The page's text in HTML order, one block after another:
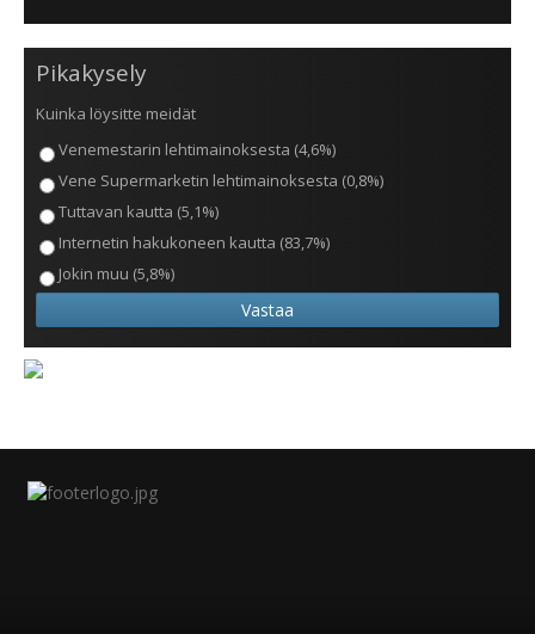
Pikakysely
Kuinka löysitte meidät
Venemestarin lehtimainoksesta (4,6%)
Vene Supermarketin lehtimainoksesta (0,8%)
Tuttavan kautta (5,1%)
Internetin hakukoneen kautta (83,7%)
Jokin muu (5,8%)